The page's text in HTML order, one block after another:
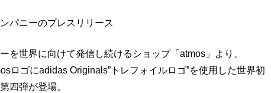
パニーのプレスリリース
を世界に向けて発信し続けるショップ「atmos」より、
ロゴにadidas Originals”トレフォイルロゴ”を使⽤した世界初
四弾が登場。